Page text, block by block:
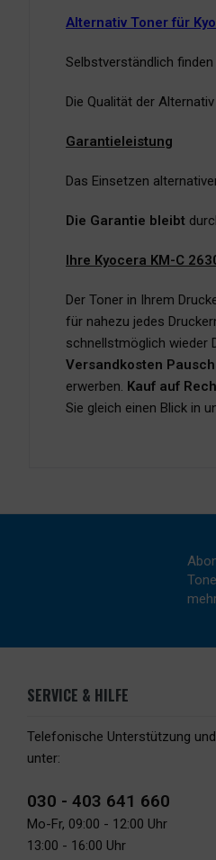
Alternativ Toner für
Selbstverständlich
Die Qualität der
Garantieleistung
Das Einsetzen
Die Garantie bleibt
Ihre Kyocera KM-C
Der Toner in Ihrem
für nahezu jedes
schnellstmöglich wieder
Versandkosten
erwerben. Kauf auf
Sie gleich einen Blick in
SERVICE & HILFE
Telefonische Unterstützung
unter:
030 - 403 641 660
Mo-Fr, 09:00 - 12:00 Uhr
13:00 - 16:00 Uhr